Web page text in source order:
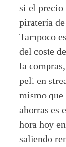
si el precio
piratería
Tampoco
del coste
la
peli en
mismo que
ahorras es
hora hoy
saliendo